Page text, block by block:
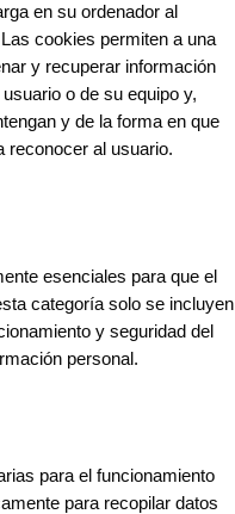
en su ordenador al
cookies permiten a una
y recuperar información
o de su equipo y,
y de la forma en que
reconocer al usuario.
esenciales para que el
categoría solo se incluyen
y seguridad del
personal.
para el funcionamiento
para recopilar datos